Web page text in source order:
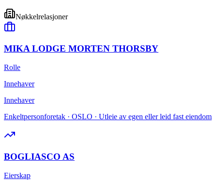
Nøkkelrelasjoner
MIKA LODGE MORTEN THORSBY
Rolle
Innehaver
Innehaver
Enkeltpersonforetak · OSLO · Utleie av egen eller leid fast eiendom
BOGLIASCO AS
Eierskap